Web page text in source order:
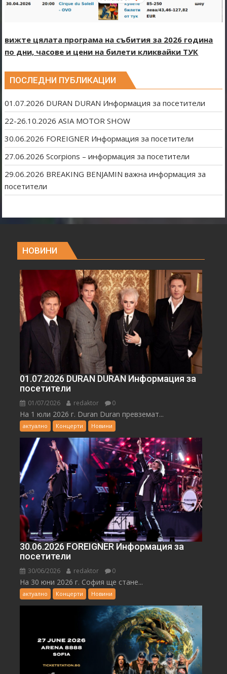
вижте цялата програма на събития за 2026 година
по дни, часове и цени на билети кликвайки ТУК
ПОСЛЕДНИ ПУБЛИКАЦИИ
01.07.2026 DURAN DURAN Информация за посетители
22-26.10.2026 ASIA MOTOR SHOW
30.06.2026 FOREIGNER Информация за посетители
27.06.2026 Scorpions – информация за посетители
29.06.2026 BREAKING BENJAMIN важна информация за
посетители
НОВИНИ
01.07.2026 DURAN DURAN Информация за
посетители
01/07/2026 redaktor 0
На 1 юли 2026 г. Duran Duran превземат...
актуално Концерти Новини
30.06.2026 FOREIGNER Информация за
посетители
30/06/2026 redaktor 0
На 30 юни 2026 г. София ще стане...
актуално Концерти Новини